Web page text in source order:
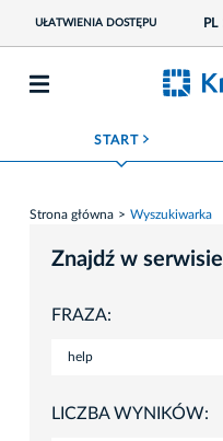
UŁATWIENIA DOSTĘPU PL
START ROZWIŃ MENU
Strona główna Wyszukiwarka
Znajdź w serwisie
FRAZA:
LICZBA WYNIKÓW: